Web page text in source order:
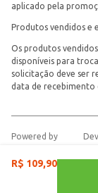
R$ 109,90
aplicado pela
Produtos vendidos e
Os produtos
disponíveis para
solicitação deve ser
data de recebimento
Powered by